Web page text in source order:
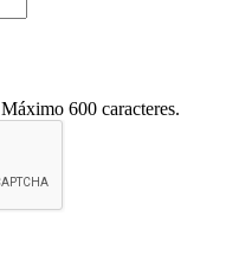
Máximo 600 caracteres.